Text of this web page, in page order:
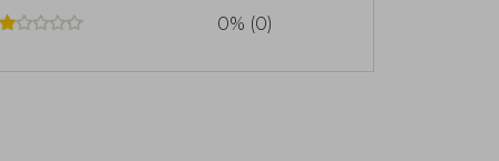
0% (0)